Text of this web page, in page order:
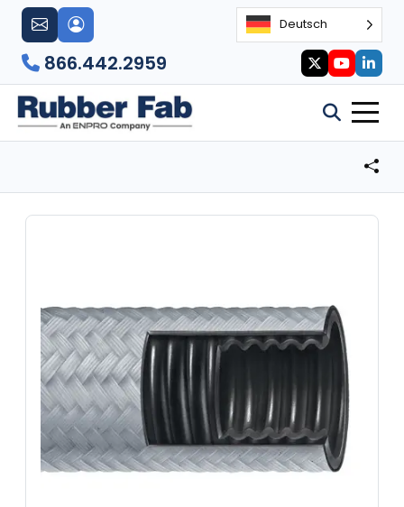
Deutsch
866.442.2959